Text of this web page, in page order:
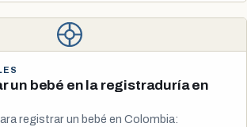
un bebé en la registraduría en
registrar un bebé en Colombia: